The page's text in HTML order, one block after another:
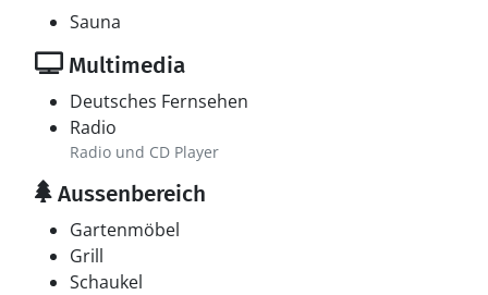
Sauna
Multimedia
Deutsches Fernsehen
Radio
Radio und CD Player
Aussenbereich
Gartenmöbel
Grill
Schaukel